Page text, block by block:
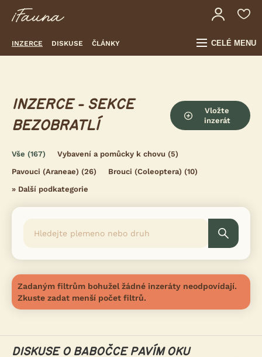
INZERCE DISKUSE ČLÁNKY CELÉ MENU
INZERCE - SEKCE
BEZOBRATLÍ
Vložte
inzerát
Vše (167) Vybavení a pomůcky k chovu (5)
Pavouci (Araneae) (26) Brouci (Coleoptera) (10)
» Další podkategorie
Zadaným filtrům bohužel žádné inzeráty neodpovídají.
Zkuste zadat menší počet filtrů.
DISKUSE O BABOČCE PAVÍM OKU